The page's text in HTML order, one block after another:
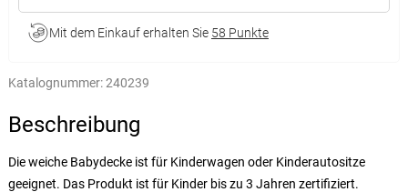
Mit dem Einkauf erhalten Sie 58 Punkte
Katalognummer:240239
Beschreibung
Die weiche Babydecke ist für Kinderwagen oder Kinderautositze
geeignet. Das Produkt ist für Kinder bis zu 3 Jahren zertifiziert.